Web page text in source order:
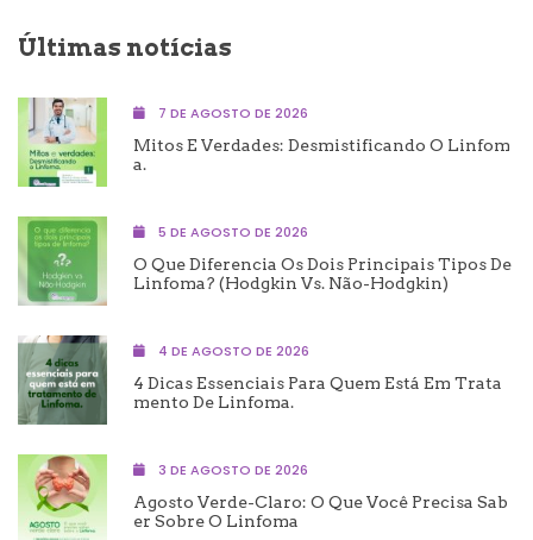
Últimas notícias
7 DE AGOSTO DE 2026
Mitos E Verdades: Desmistificando O Linfom
A.
5 DE AGOSTO DE 2026
O Que Diferencia Os Dois Principais Tipos De
Linfoma? (Hodgkin Vs. Não-Hodgkin)
4 DE AGOSTO DE 2026
4 Dicas Essenciais Para Quem Está Em Trata
Mento De Linfoma.
3 DE AGOSTO DE 2026
Agosto Verde-Claro: O Que Você Precisa Sab
Er Sobre O Linfoma